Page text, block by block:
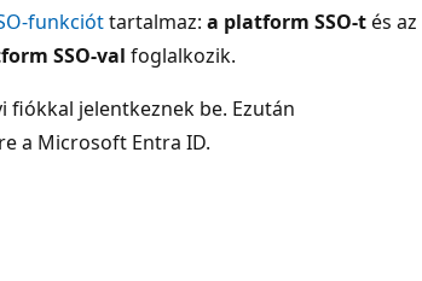
funkcióttartalmaz: a platform SSO-tés az
SSO-val foglalkozik.
fiókkal jelentkeznek be. Ezután
a Microsoft Entra ID.